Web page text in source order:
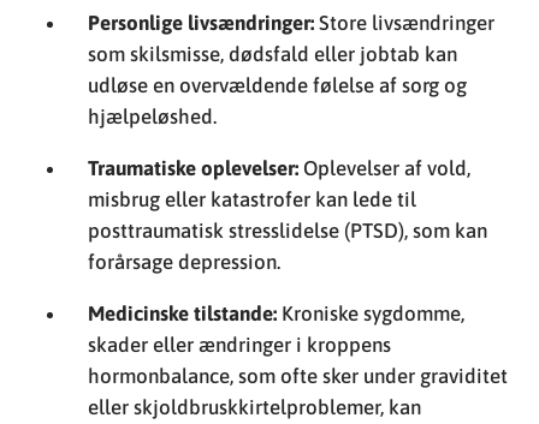
Personlige livsændringer: Store livsændringer
som skilsmisse, dødsfald eller jobtab kan
udløse en overvældende følelse af sorg og
hjælpeløshed.
Traumatiske oplevelser: Oplevelser af vold,
misbrug eller katastrofer kan lede til
posttraumatisk stresslidelse (PTSD), som kan
forårsage depression.
Medicinske tilstande: Kroniske sygdomme,
skader eller ændringer i kroppens
hormonbalance, som ofte sker under graviditet
eller skjoldbruskkirtelproblemer, kan